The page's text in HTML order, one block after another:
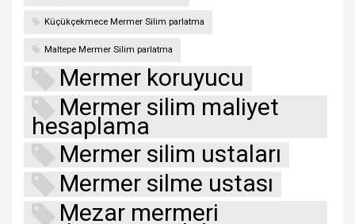
Küçükçekmece Mermer Silim parlatma
Maltepe Mermer Silim parlatma
Mermer koruyucu
Mermer silim maliyet
hesaplama
Mermer silim ustaları
Mermer silme ustası
Mezar mermeri